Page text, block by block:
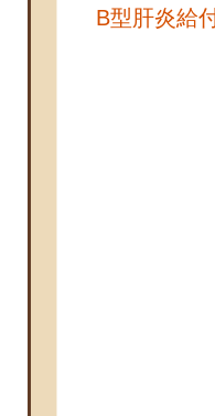
B型肝炎給